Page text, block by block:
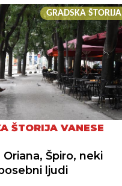
GRADSKA ŠTORIJA
ŠTORIJA VANESE
Oriana, Špiro, neki
ljudi